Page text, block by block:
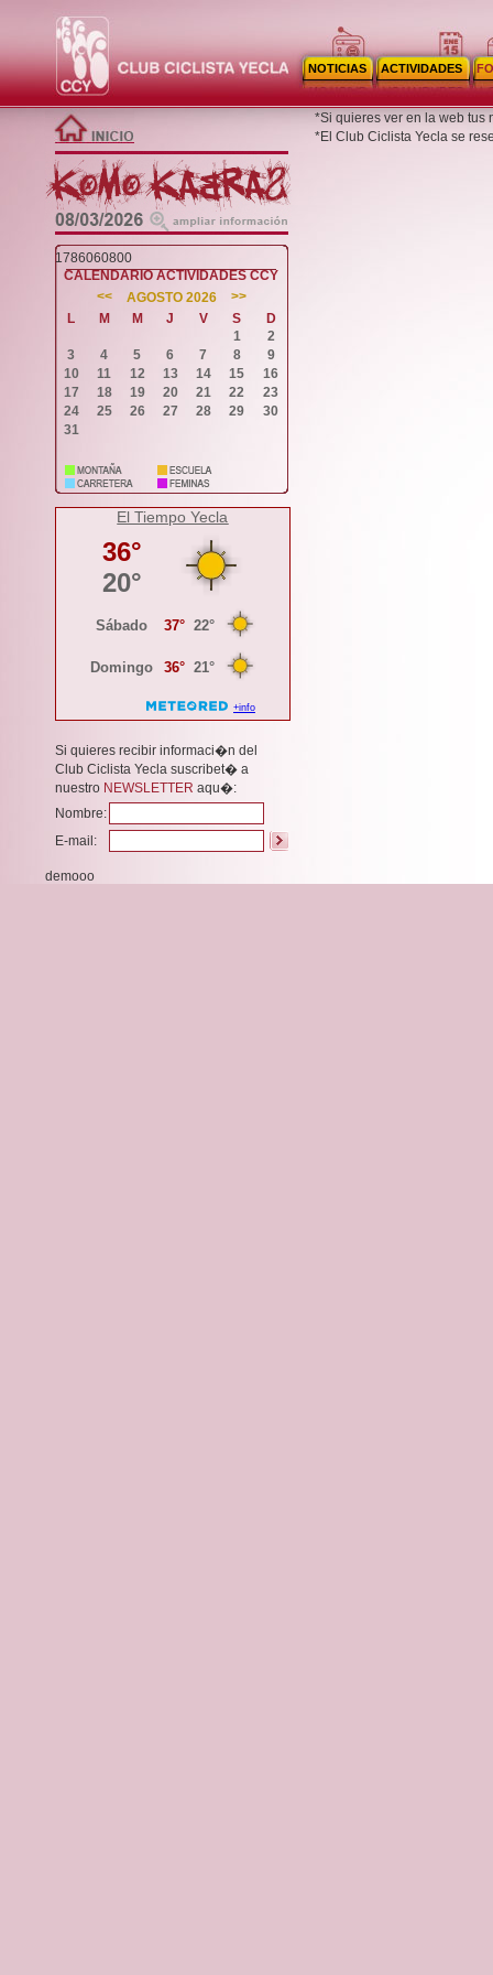
NOTICIAS ACTIVIDADES
*Si quieres ver en la web
*El Club Ciclista Yecla se
1786060800
CALENDARIO ACTIVIDADES CCY
<<
AGOSTO 2026
>>
L
M M J V S
D
1
2
3
4 5 6 7 8
9
10
11 12 13 14 15
16
17
18 19 20 21 22
23
24
25 26 27 28 29
30
31
El Tiempo Yecla
Si quieres recibir informaci�n del
Club Ciclista Yecla suscribet� a
nuestro NEWSLETTER aqu�:
Nombre:
E-mail:
demooo